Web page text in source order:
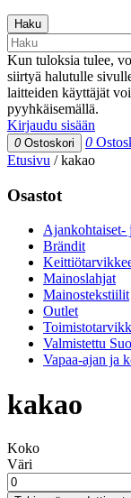
Haku
Kun tuloksia tulee,
siirtyä halutulle
laitteiden käyttäjät
pyyhkäisemällä.
Kirjaudu sisään
0 Ostoskori 0
Etusivu /kakao
Osastot
Ajankohtaiset-
Brändit
Mainoslahjat
Mainostekstiilit
Outlet
Valmistettu
Vapaa-ajan ja
kakao
Koko
Väri